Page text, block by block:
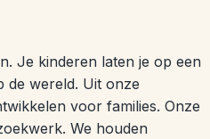
Je kinderen laten je op een
de wereld. Uit onze
voor families. Onze
We houden